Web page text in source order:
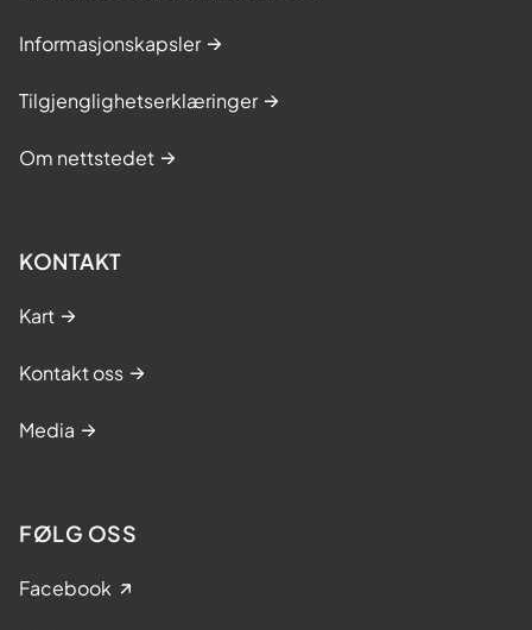
Informasjonskapsler
Tilgjenglighetserklæringer
Om nettstedet
KONTAKT
Kart
Kontakt oss
Media
FØLG OSS
Facebook